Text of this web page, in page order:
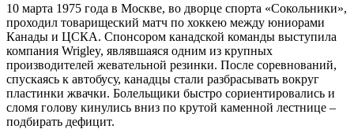
10 марта 1975 года в Москве, во дворце спорта «Сокольники»,
проходил товарищеский матч по хоккею между юниорами
Канады и ЦСКА. Спонсором канадской команды выступила
компания Wrigley, являвшаяся одним из крупных
производителей жевательной резинки. После соревнований,
спускаясь к автобусу, канадцы стали разбрасывать вокруг
пластинки жвачки. Болельщики быстро сориентировались и
сломя голову кинулись вниз по крутой каменной лестнице –
подбирать дефицит.